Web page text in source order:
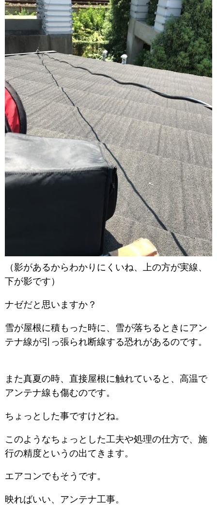
（影があるからわかりにくいね、上の方が実線、
下が影です）
ナゼだと思いますか？
雪が屋根に積もった時に、雪が落ちるときにアン
テナ線が引っ張られ断線する恐れがあるのです。
また真夏の時、直接屋根に触れていると、高温で
アンテナ線も傷むのです。
ちょっとした事ですけどね。
このようなちょっとした工夫や処理の仕方で、施
行の精度というの出てきます。
エアコンでもそうです。
映ればいい、アンテナ工事。